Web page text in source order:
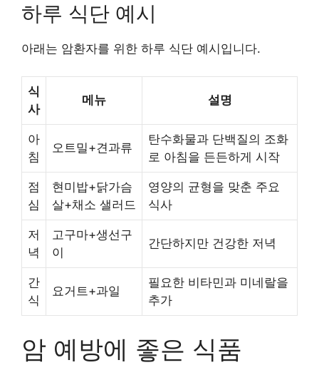
하루 식단 예시
아래는 암환자를 위한 하루 식단 예시입니다.
식
사
메뉴 설명
아
침
오트밀+견과류
탄수화물과 단백질의 조화
로 아침을 든든하게 시작
점
심
현미밥+닭가슴
살+채소 샐러드
영양의 균형을 맞춘 주요
식사
저
녁
고구마+생선구
이
간단하지만 건강한 저녁
간
식
요거트+과일
필요한 비타민과 미네랄을
추가
암 예방에 좋은 식품